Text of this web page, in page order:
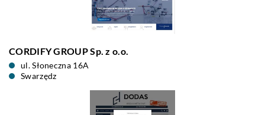
CORDIFY GROUP Sp. z o.o.
ul. Słoneczna 16A
Swarzędz